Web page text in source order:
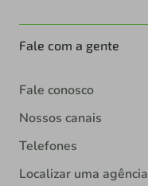
Fale com a gente
Fale conosco
Nossos canais
Telefones
Localizar uma agência